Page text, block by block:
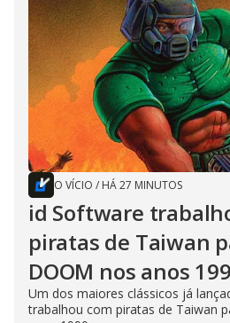
O VÍCIO / HÁ 27 MINUTOS
id Software
piratas de Taiwan
DOOM nos anos
Um dos maiores clássicos já
trabalhou com piratas de Taiwan